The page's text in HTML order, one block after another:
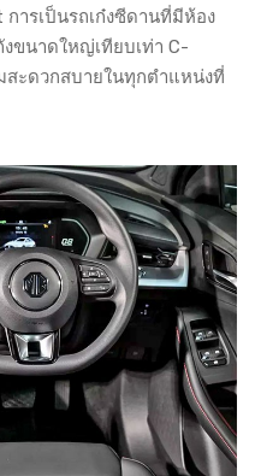
การเป็นรถเก๋งซีดานที่มีห้อง
ขนาดใหญ่เทียบเท่า C-
สะดวกสบายในทุกตำแหน่งที่